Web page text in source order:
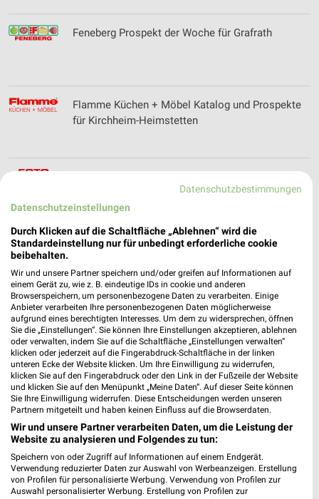
Feneberg Prospekt der Woche für Grafrath
Flamme Küchen + Möbel Katalog und Prospekte
für Kirchheim-Heimstetten
Fressnapf - aktueller Prospekt mit Angeboten für
FRISTO Online Prospekt für Starnberg
Noch mehr Angebote in
Datenschutzbestimmungen
Datenschutzeinstellungen
Durch Klicken auf die Schaltfläche „Ablehnen“ wird die
Standardeinstellung nur für unbedingt erforderliche cookie
beibehalten.
Wir und unsere Partner speichern und/oder greifen auf Informationen auf
einem Gerät zu, wie z. B. eindeutige IDs in cookie und anderen
Browserspeichern, um personenbezogene Daten zu verarbeiten. Einige
Anbieter verarbeiten Ihre personenbezogenen Daten möglicherweise
aufgrund eines berechtigten Interesses. Um dem zu widersprechen, öffnen
Sie die „Einstellungen“. Sie können Ihre Einstellungen akzeptieren, ablehnen
oder verwalten, indem Sie auf die Schaltfläche „Einstellungen verwalten“
klicken oder jederzeit auf die Fingerabdruck-Schaltfläche in der linken
unteren Ecke der Website klicken. Um Ihre Einwilligung zu widerrufen,
klicken Sie auf den Fingerabdruck oder den Link in der Fußzeile der Website
und klicken Sie auf den Menüpunkt „Meine Daten“. Auf dieser Seite können
Sie Ihre Einwilligung widerrufen. Diese Entscheidungen werden unseren
Partnern mitgeteilt und haben keinen Einfluss auf die Browserdaten.
Wir und unsere Partner verarbeiten Daten, um die Leistung der
Website zu analysieren und Folgendes zu tun:
Speichern von oder Zugriff auf Informationen auf einem Endgerät.
Verwendung reduzierter Daten zur Auswahl von Werbeanzeigen. Erstellung
von Profilen für personalisierte Werbung. Verwendung von Profilen zur
Auswahl personalisierter Werbung. Erstellung von Profilen zur